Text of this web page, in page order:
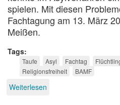
spielen. Mit diesen
Fachtagung am 13. März
Meißen.
Tags
Taufe Asyl Fachtag
Religionsfreiheit
BAMF
Weiterlesen